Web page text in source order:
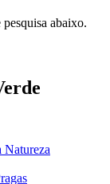
abaixo.
Natureza